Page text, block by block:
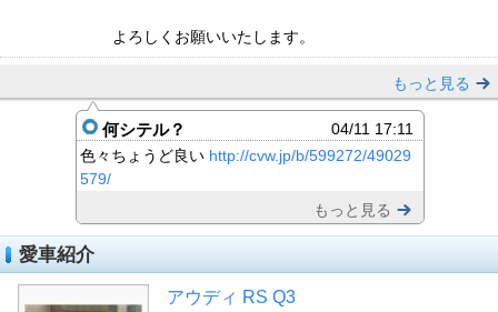
よろしくお願いいたします。
もっと見る
何シテル？
04/11 17:11
色々ちょうど良い http://cvw.jp/b/599272/49029
579/
もっと見る
愛車紹介
アウディ RS Q3